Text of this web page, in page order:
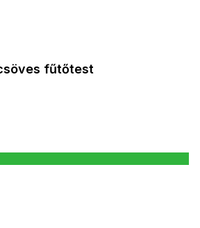
fűtőtest